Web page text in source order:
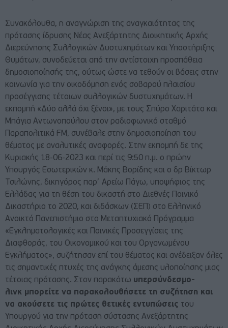
Συνακόλουθα, η αναγνώριση της αναγκαιότητας της
πρότασης ίδρυσης Νέας Ανεξάρτητης Διοικητικής Αρχής
Διερεύνησης Συλλογικών Δυστυχημάτων και Υποστήριξης
Θυμάτων, συνοδεύεται από την αντίστοιχη προσπάθεια
δημοσιοποίησής της, ούτως ώστε να τεθούν οι βάσεις στην
κοινωνία για την οικοδόμηση ενός σοβαρού πλαισίου
προσέγγισης τέτοιων συλλογικών δυστυχημάτων. Η
εκπομπή «Δύο αλλά όχι ξένοι», με τους Σπύρο Χαριτάτο και
Μπάγια Αντωνοπούλου στον ραδιοφωνικό σταθμό
Παραπολιτικά FM, συνέβαλε στην δημοσιοποίηση του
θέματος με αναλυτικές αναφορές. Στην εκπομπή δε της
Κυριακής 18-06-2023 και περί τις 9:50 π.μ. ο πρώην
Υπουργός Εσωτερικών κ. Μάκης Βορίδης και ο δρ Βίκτωρ
Τσιλώνης, δικηγόρος παρ’ Αρείω Πάγω, υποψήφιος της
Ελλάδας για τη θέση του δικαστή στο Διεθνές Ποινικό
Δικαστήριο το 2020, και διδάσκων (ΣΕΠ) στο Ελληνικό
Ανοικτό Πανεπιστήμιο στο Μεταπτυχιακό Πρόγραμμα
«Εγκληματολογικές και Ποινικές Προσεγγίσεις της
Διαφθοράς, του Οικονομικού και του Οργανωμένου
Εγκλήματος», συζήτησαν επί του θέματος και ανέδειξαν όλες
τις σημαντικές πτυχές της ανάγκης άμεσης υλοποίησης μιας
τέτοιας πρότασης. Στον παρακάτω υπερσύνδεσμο-
λινκ μπορείτε να παρακολουθήσετε τη συζήτηση και
να ακούσετε τις πρώτες θετικές εντυπώσεις του
Υπουργού για την πρόταση σύστασης Ανεξάρτητης